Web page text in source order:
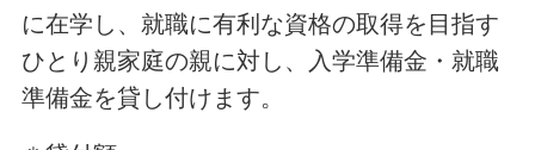
に在学し、就職に有利な資格の取得を目指す
ひとり親家庭の親に対し、入学準備金・就職
準備金を貸し付けます。